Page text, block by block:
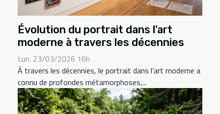
Évolution du portrait dans l'art
moderne à travers les décennies
Lun. 23/03/2026 16h
À travers les décennies, le portrait dans l’art moderne a
connu de profondes métamorphoses,...